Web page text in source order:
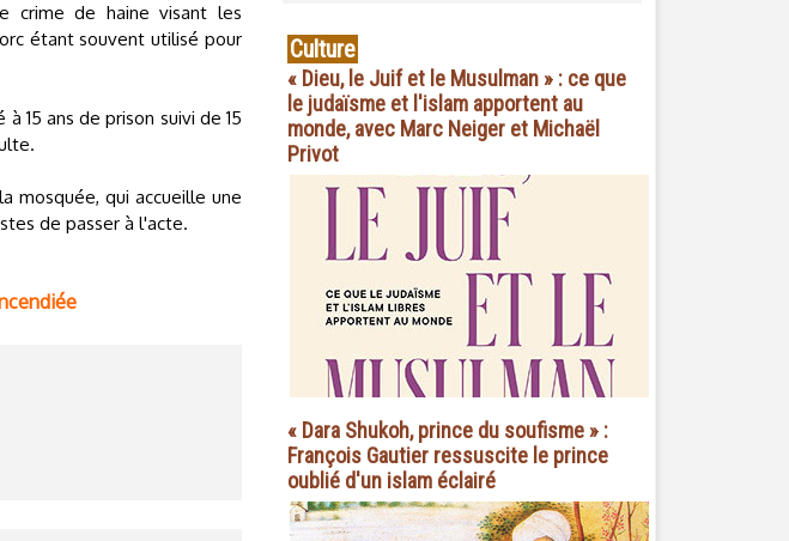
crime de haine visant les
étant souvent utilisé pour
15 ans de prison suivi de 15
mosquée, qui accueille une
de passer à l'acte.
Culture
« Dieu, le Juif et le Musulman » : ce que
le judaïsme et l'islam apportent au
monde, avec Marc Neiger et Michaël
Privot
« Dara Shukoh, prince du soufisme » :
François Gautier ressuscite le prince
oublié d'un islam éclairé